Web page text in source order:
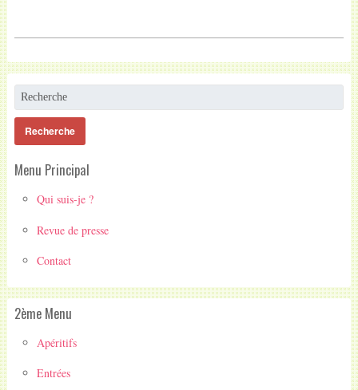
Menu Principal
Qui suis-je ?
Revue de presse
Contact
2ème Menu
Apéritifs
Entrées